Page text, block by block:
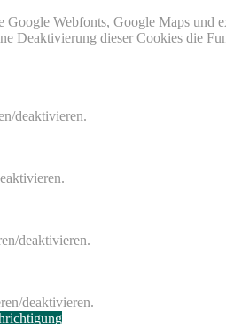
Webfonts, Google Maps
Deaktivierung dieser Cookies die
deaktivieren.
deaktivieren.
deaktivieren.